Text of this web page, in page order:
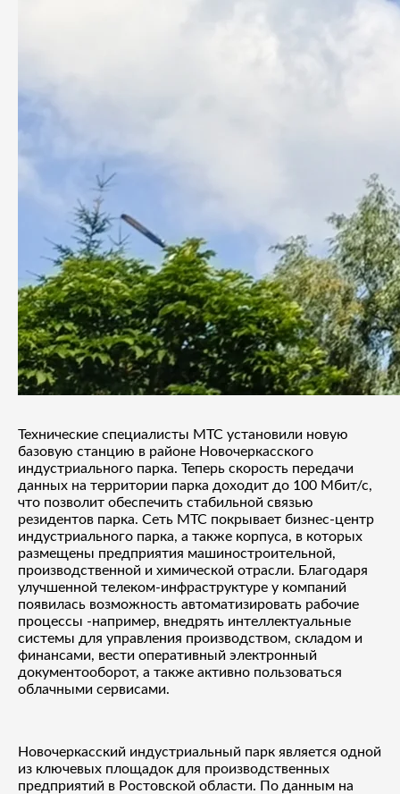
Технические специалисты МТС установили новую
базовую станцию в районе Новочеркасского
индустриального парка. Теперь скорость передачи
данных на территории парка доходит до 100 Мбит/с,
что позволит обеспечить стабильной связью
резидентов парка. Сеть МТС покрывает бизнес-центр
индустриального парка, а также корпуса, в которых
размещены предприятия машиностроительной,
производственной и химической отрасли. Благодаря
улучшенной телеком-инфраструктуре у компаний
появилась возможность автоматизировать рабочие
процессы -например, внедрять интеллектуальные
системы для управления производством, складом и
финансами, вести оперативный электронный
документооборот, а также активно пользоваться
облачными сервисами.
Новочеркасский индустриальный парк является одной
из ключевых площадок для производственных
предприятий в Ростовской области. По данным на